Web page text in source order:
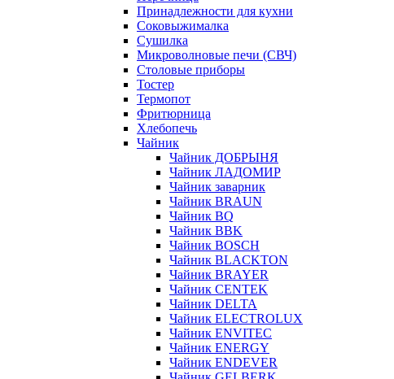
Принадлежности для кухни
Соковыжималка
Сушилка
Микроволновые печи (СВЧ)
Столовые приборы
Тостер
Термопот
Фритюрница
Хлебопечь
Чайник
Чайник ДОБРЫНЯ
Чайник ЛАДОМИР
Чайник заварник
Чайник BRAUN
Чайник BQ
Чайник BBK
Чайник BOSCH
Чайник BLACKTON
Чайник BRAYER
Чайник CENTEK
Чайник DELTA
Чайник ELECTROLUX
Чайник ENVITEC
Чайник ENERGY
Чайник ENDEVER